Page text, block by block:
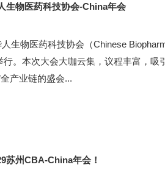
生物医药科技协会-China年会
生物医药科技协会（Chinese
。本次大会大咖云集，议程丰富，吸
产业链的盛会...
苏州CBA-China年会！